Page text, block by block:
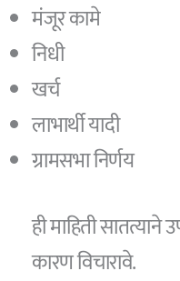
मंजूर कामे
निधी
खर्च
लाभार्थी यादी
ग्रामसभा निर्णय
ही माहिती
कारण विचारावे.